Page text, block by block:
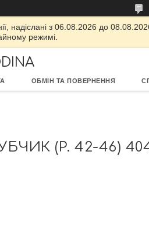
надіслані з 06.08.2026 до
режимі.
ОБМІН ТА ПОВЕРНЕННЯ
(Р. 42-46)